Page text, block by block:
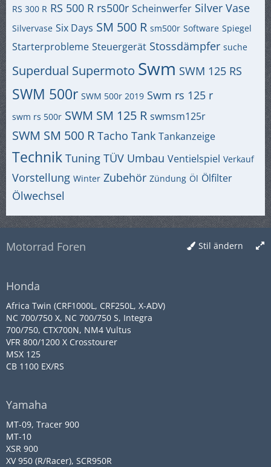
RS 300 R RS 500 R rs500r Scheinwerfer Silver Vase
Silvervase Six Days SM 500 R sm500r Software Spiegel
Starterprobleme Steuergerät Stossdämpfer suche
Superdual Supermoto Swm SWM 125 RS
SWM 500r SWM 500r 2019 Swm rs 125 r
swm rs 500r SWM SM 125 R swmsm125r
SWM SM 500 R Tacho Tank Tankanzeige
Technik Tuning TÜV Umbau Ventielspiel Verkauf
Vorstellung Winter Zubehör Zündung Öl Ölfilter
Ölwechsel
Stil ändern
Motorrad Foren
Honda
Africa Twin (CRF1000L, CRF250L, X-ADV)
NC 700/750 X, NC 700/750 S, Integra
700/750, CTX700N, NM4 Vultus
VFR 800/1200 X Crosstourer
MSX 125
CB 1100 EX/RS
Yamaha
MT-09, Tracer 900
MT-10
XSR 900
XV 950 (R/Racer), SCR950R